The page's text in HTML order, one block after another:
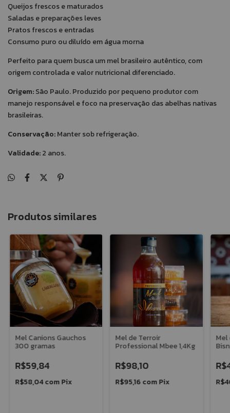
Queijos frescos e maturados
Saladas e preparações leves
Pratos frescos e entradas
Consumo puro ou diluído em água morna
Perfeito para quem busca um mel brasileiro autêntico, com
origem controlada e valor nutricional diferenciado.
Origem:São Paulo. Produzido por pequeno produtor com
manejo responsável e foco na preservação das abelhas nativas
brasileiras.
Conservação:Manter sob refrigeração.
Validade:2 anos.
Produtos similares
Mel Canions Gauchos
300 gramas
R$59,84
R$58,04comPix
Mel de Terroir
Professional Mbee 1,4Kg
R$98,10
R$95,16comPix
Mel